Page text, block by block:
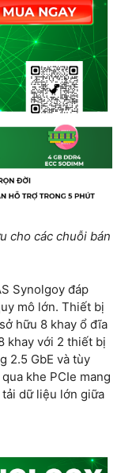
cho các chuỗi bán
Synolgoy đáp
mô lớn. Thiết bị
hữu 8 khay ổ đĩa
khay với 2 thiết bị
2.5 GbE và tùy
khe PCIe mang
dữ liệu lớn giữa